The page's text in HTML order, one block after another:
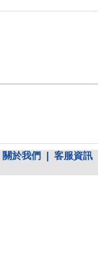
關於我們
客服資訊